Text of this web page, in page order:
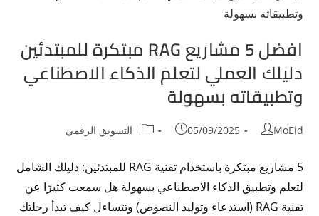
افضل 5 مشاريع RAG مبتكرة للمبتدئين
دليلك العملي لتعلم الذكاء الاصطناعي
وتطبيقاته بسهولة
MoEid
05/09/2025 التسويق الرقمي
5 مشاريع مبتكرة باستخدام تقنية RAG للمبتدئين: دليلك الشامل
لتعلم وتطبيق الذكاء الاصطناعي بسهولة هل سمعت كثيرًا عن
تقنية RAG (استدعاء وتوليد النصوص) وتتساءل كيف تبدأ رحلتك